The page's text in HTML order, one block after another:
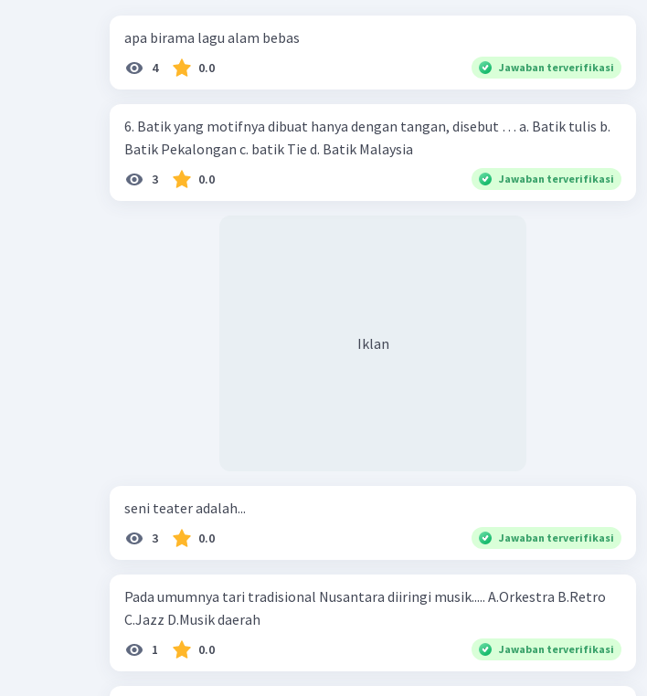
apa birama lagu alam bebas
4 0.0 Jawaban terverifikasi
6. Batik yang motifnya dibuat hanya dengan tangan, disebut … a. Batik tulis b.
Batik Pekalongan c. batik Tie d. Batik Malaysia
3 0.0 Jawaban terverifikasi
Iklan
seni teater adalah...
3 0.0 Jawaban terverifikasi
Pada umumnya tari tradisional Nusantara diiringi musik..... A.Orkestra B.Retro
C.Jazz D.Musik daerah​
1 0.0 Jawaban terverifikasi